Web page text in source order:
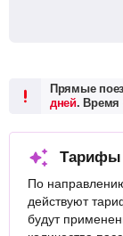
Прямые
дней. Время
По
действуют
будут